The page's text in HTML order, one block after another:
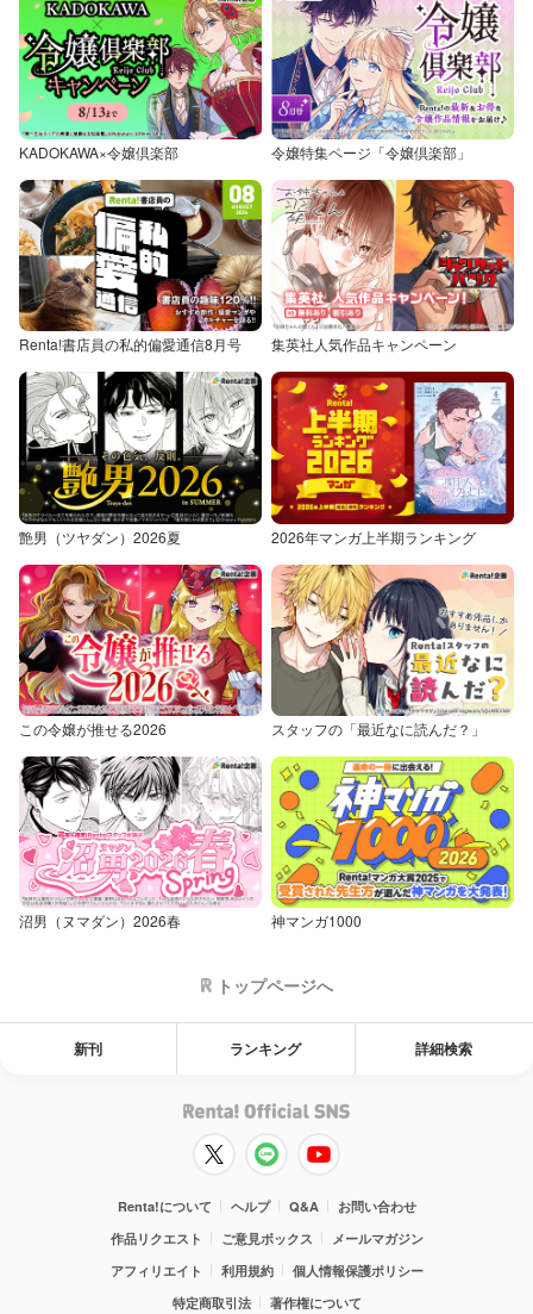
KADOKAWA×令嬢倶楽部 令嬢特集ページ「令嬢倶楽部」
Renta!書店員の私的偏愛通信8月号 集英社人気作品キャンペーン
艶男（ツヤダン）2026夏 2026年マンガ上半期ランキング
この令嬢が推せる2026 スタッフの「最近なに読んだ？」
沼男（ヌマダン）2026春 神マンガ1000
トップページへ
新刊 ランキング 詳細検索
Renta!について ヘルプ Q&A
お問い合わせ
作品リクエスト
ご意見ボックス
メールマガジン
アフィリエイト
利用規約
個人情報保護ポリシー
特定商取引法
著作権について